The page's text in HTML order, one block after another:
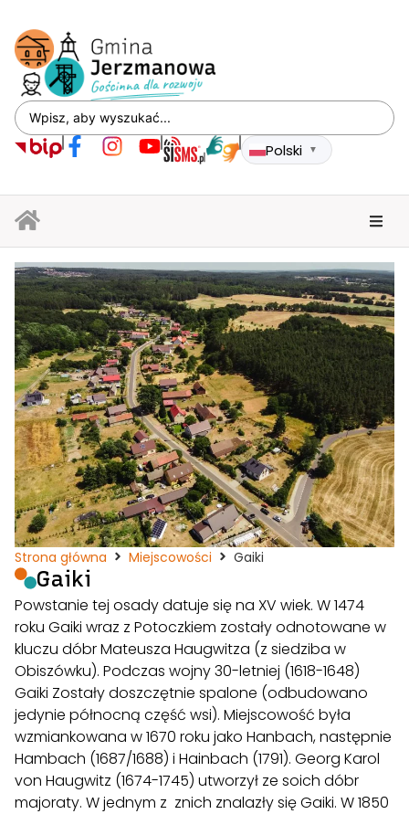
Polski ▼
Strona główna Miejscowości Gaiki
Gaiki
Powstanie tej osady datuje się na XV wiek. W 1474
roku Gaiki wraz z Potoczkiem zostały odnotowane w
kluczu dóbr Mateusza Haugwitza (z siedziba w
Obiszówku). Podczas wojny 30-letniej (1618-1648)
Gaiki Zostały doszczętnie spalone (odbudowano
jedynie północną część wsi). Miejscowość była
wzmiankowana w 1670 roku jako Hanbach, następnie
Hambach (1687/1688) i Hainbach (1791). Georg Karol
von Haugwitz (1674-1745) utworzył ze soich dóbr
majoraty. W jednym z znich znalazły się Gaiki. W 1850